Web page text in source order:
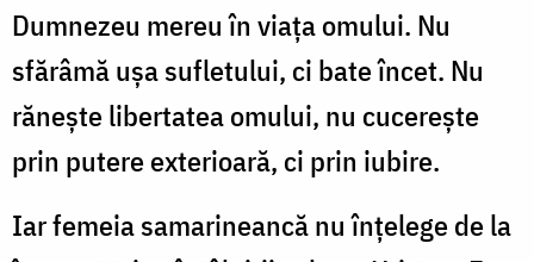
Dumnezeu mereu în viața omului. Nu
sfărâmă ușa sufletului, ci bate încet. Nu
rănește libertatea omului, nu cucerește
prin putere exterioară, ci prin iubire.
Iar femeia samarineancă nu înțelege de la